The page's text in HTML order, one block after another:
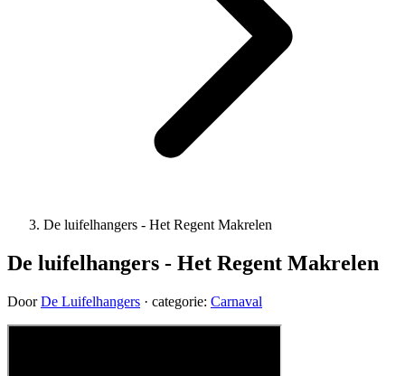
De luifelhangers - Het Regent Makrelen
De luifelhangers - Het Regent Makrelen
DoorDe Luifelhangers · categorie: Carnaval